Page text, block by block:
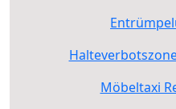
Möbeltaxi